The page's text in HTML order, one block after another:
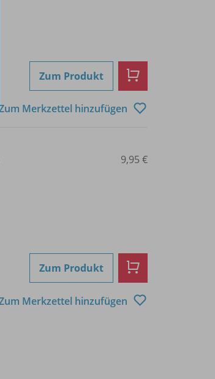
Zum Produkt
Zum Merkzettel hinzufügen
9,95 €
Zum Produkt
Merkzettel hinzufügen